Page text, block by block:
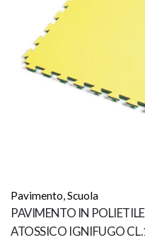
Pavimento,Scuola
PAVIMENTO IN
ATOSSICO IGNIFUGO